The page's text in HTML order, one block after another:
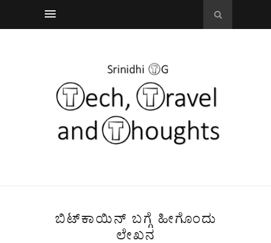
ಬಿಟ್‌ಕಾಯಿನ್ ಬಗ್ಗೆ ಹೀಗೊಂದು
ಲೇಖನ